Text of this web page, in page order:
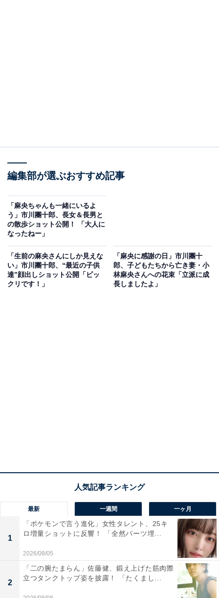
編集部が選ぶおすすめ記事
「麻央ちゃんも一緒にいるよ
う」市川團十郎、長女＆長男と
の散歩ショット公開！ 「大人に
なったねー」
「生前の麻央さんにしか見えな
い」市川團十郎、“最近の子供
達”顔出しショット公開「ビッ
クリです！」
「麻央に感謝の日」市川團十
郎、子どもたちから亡き妻・小
林麻央さんへの花束「立派に成
長しましたよ」
最新 一週間 一ヶ月
1
「ポケモンで言う進化」女性タレント、25キ
ロ増量ショットに反響！ 「全然パーツ埋...
2026/08/05
2
「二の腕たまらん」佐藤健、鍛え上げた筋肉際
立つタンクトップ姿を披露！ 「たくまし...